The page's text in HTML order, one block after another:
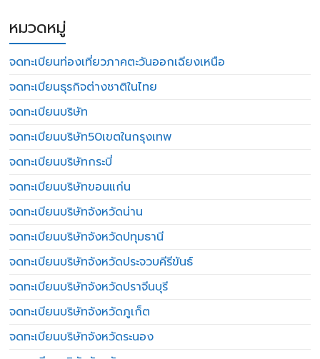
หมวดหมู่
จดทะเบียนท่องเที่ยวภาคตะวันออกเฉียงเหนือ
จดทะเบียนธุรกิจต่างชาติในไทย
จดทะเบียนบริษัท
จดทะเบียนบริษัท50เขตในกรุงเทพ
จดทะเบียนบริษัทกระบี่
จดทะเบียนบริษัทขอนแก่น
จดทะเบียนบริษัทจังหวัดน่าน
จดทะเบียนบริษัทจังหวัดปทุมธานี
จดทะเบียนบริษัทจังหวัดประจวบคีรีขันธ์
จดทะเบียนบริษัทจังหวัดปราจีนบุรี
จดทะเบียนบริษัทจังหวัดภูเก็ต
จดทะเบียนบริษัทจังหวัดระนอง